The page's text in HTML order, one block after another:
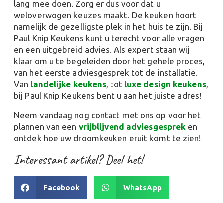
lang mee doen. Zorg er dus voor dat u
weloverwogen keuzes maakt. De keuken hoort
namelijk de gezelligste plek in het huis te zijn. Bij
Paul Knip Keukens kunt u terecht voor alle vragen
en een uitgebreid advies. Als expert staan wij
klaar om u te begeleiden door het gehele proces,
van het eerste adviesgesprek tot de installatie.
Van landelijke keukens, tot luxe design keukens,
bij Paul Knip Keukens bent u aan het juiste adres!
Neem vandaag nog contact met ons op voor het
plannen van een vrijblijvend adviesgesprek en
ontdek hoe uw droomkeuken eruit komt te zien!
Interessant artikel? Deel het!
Facebook WhatsApp